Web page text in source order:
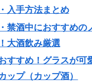
入手方法まとめ
禁酒中におすすめの
大酒飲み厳選
すすめ！グラスが可
ップ（カップ酒）